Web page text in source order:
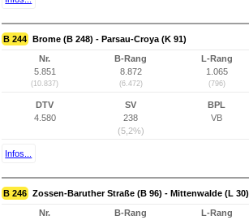
B 244 Brome (B 248) - Parsau-Croya (K 91)
Nr.
5.851
(10.837)
B-Rang
8.872
(6.472)
L-Rang
1.065
(796)
DTV
4.580
SV
238
(5,2%)
BPL
VB
Infos...
B 246 Zossen-Baruther Straße (B 96) - Mittenwalde (L 30)
Nr.
B-Rang
L-Rang